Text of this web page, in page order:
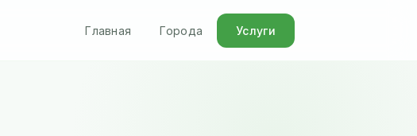
Главная Города Услуги